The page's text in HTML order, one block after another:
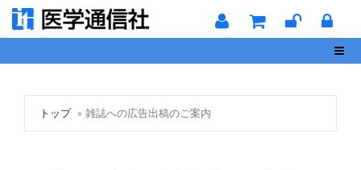
トップ 雑誌への広告出稿のご案内